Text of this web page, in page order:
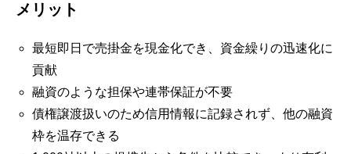
メリット
最短即日で売掛金を現金化でき、資金繰りの迅速化に
貢献
融資のような担保や連帯保証が不要
債権譲渡扱いのため信用情報に記録されず、他の融資
枠を温存できる